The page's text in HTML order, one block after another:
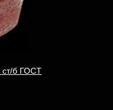
ст/б ГОСТ